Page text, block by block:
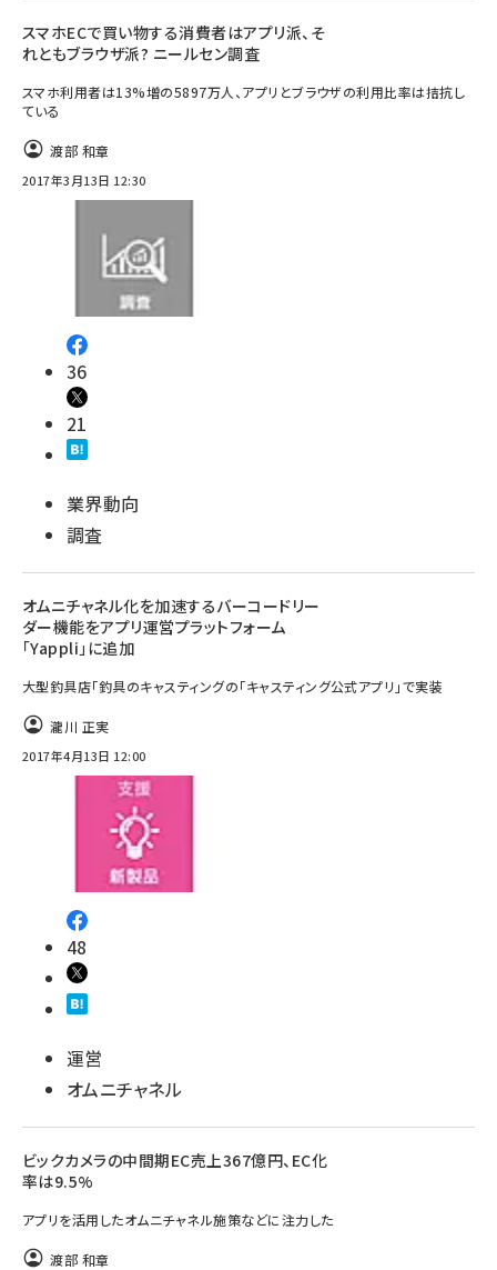
スマホECで買い物する消費者はアプリ派、そ
れともブラウザ派? ニールセン調査
スマホ利用者は13%増の5897万人、アプリとブラウザの利用比率は拮抗し
ている
渡部 和章
2017年3月13日 12:30
36
21
業界動向
調査
オムニチャネル化を加速するバーコードリー
ダー機能をアプリ運営プラットフォーム
「Yappli」に追加
大型釣具店「釣具のキャスティングの「キャスティング公式アプリ」で実装
瀧川 正実
2017年4月13日 12:00
48
運営
オムニチャネル
ビックカメラの中間期EC売上367億円、EC化
率は9.5%
アプリを活用したオムニチャネル施策などに注力した
渡部 和章